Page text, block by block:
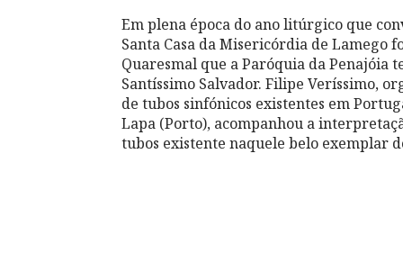
Em plena época do ano litúrgico que
Santa Casa da Misericórdia de Lamego
Quaresmal que a Paróquia da Penajóia
Santíssimo Salvador. Filipe Veríssimo,
de tubos sinfónicos existentes em
Lapa (Porto), acompanhou a
tubos existente naquele belo exemplar